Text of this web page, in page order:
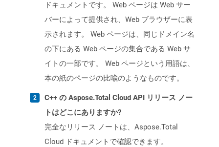
ドキュメントです。 Web ページは Web サー
バーによって提供され、Web ブラウザーに表
示されます。 Web ページは、同じドメイン名
の下にある Web ページの集合である Web サ
イトの一部です。 Web ページという用語は、
本の紙のページの比喩のようなものです。
C++ の Aspose.Total Cloud API リリース ノー
トはどこにありますか?
完全なリリース ノートは、Aspose.Total
Cloud ドキュメントで確認できます。